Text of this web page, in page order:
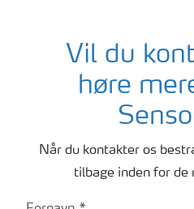
Vil du
høre
Når du kontakter os
tilbage inden for